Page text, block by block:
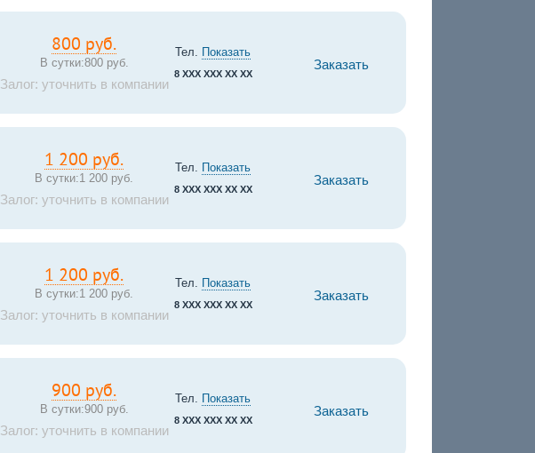
800 руб.
В сутки:800 руб.
Залог: уточнить в компании
Тел. Показать
8 XXX XXX XX XX
Заказать
1 200 руб.
В сутки:1 200 руб.
Залог: уточнить в компании
Тел. Показать
8 XXX XXX XX XX
Заказать
1 200 руб.
В сутки:1 200 руб.
Залог: уточнить в компании
Тел. Показать
8 XXX XXX XX XX
Заказать
900 руб.
В сутки:900 руб.
Залог: уточнить в компании
Тел. Показать
8 XXX XXX XX XX
Заказать